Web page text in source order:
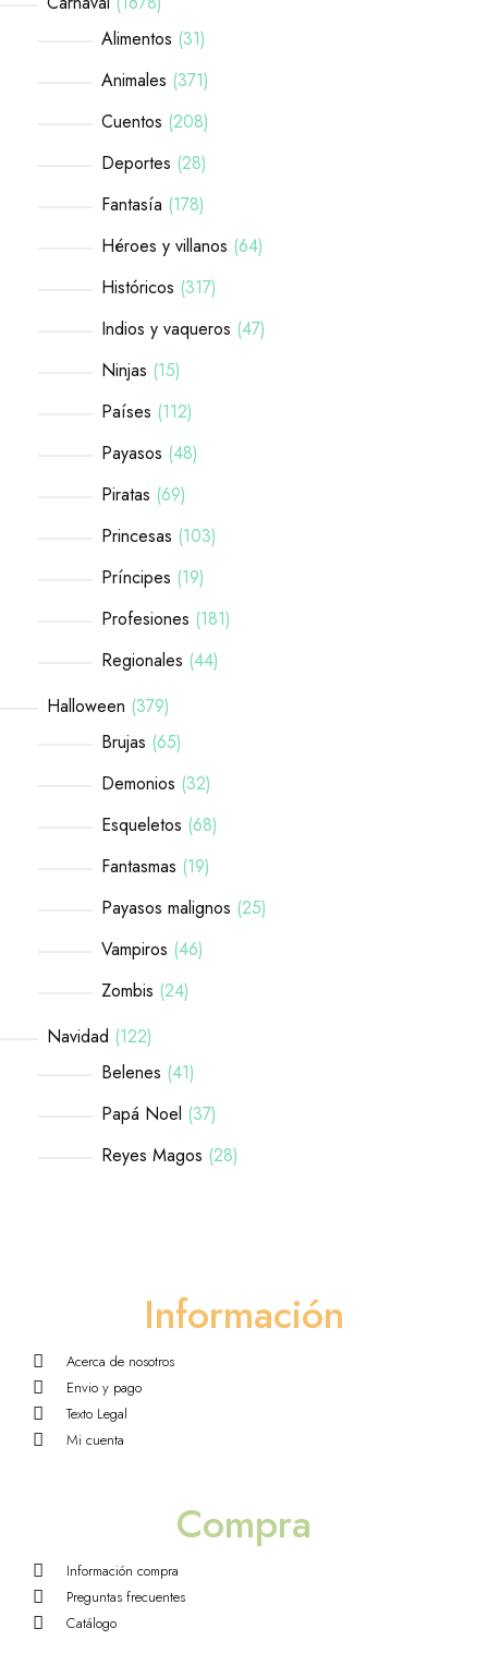
Alimentos 31
Animales 371
Cuentos 208
Deportes 28
Fantasía 178
Héroes y villanos 64
Históricos 317
Indios y vaqueros 47
Ninjas 15
Países 112
Payasos 48
Piratas 69
Princesas 103
Príncipes 19
Profesiones 181
Regionales 44
Halloween 379
Brujas 65
Demonios 32
Esqueletos 68
Fantasmas 19
Payasos malignos 25
Vampiros 46
Zombis 24
Navidad 122
Belenes 41
Papá Noel 37
Reyes Magos 28
Información
Acerca de nosotros
Envio y pago
Texto Legal
Mi cuenta
Compra
Información compra
Preguntas frecuentes
Catálogo